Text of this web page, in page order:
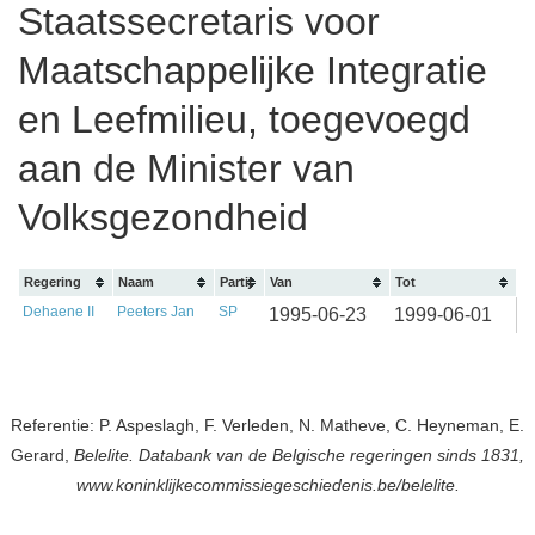
Staatssecretaris voor
Maatschappelijke Integratie
en Leefmilieu, toegevoegd
aan de Minister van
Volksgezondheid
Regering Naam Partij Van Tot
Dehaene II Peeters Jan SP 1995-06-23 1999-06-01
Referentie: P. Aspeslagh, F. Verleden, N. Matheve, C. Heyneman, E.
Gerard, Belelite. Databank van de Belgische regeringen sinds 1831,
www.koninklijkecommissiegeschiedenis.be/belelite.